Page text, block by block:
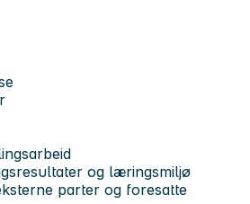
og læringsmiljø
parter og foresatte